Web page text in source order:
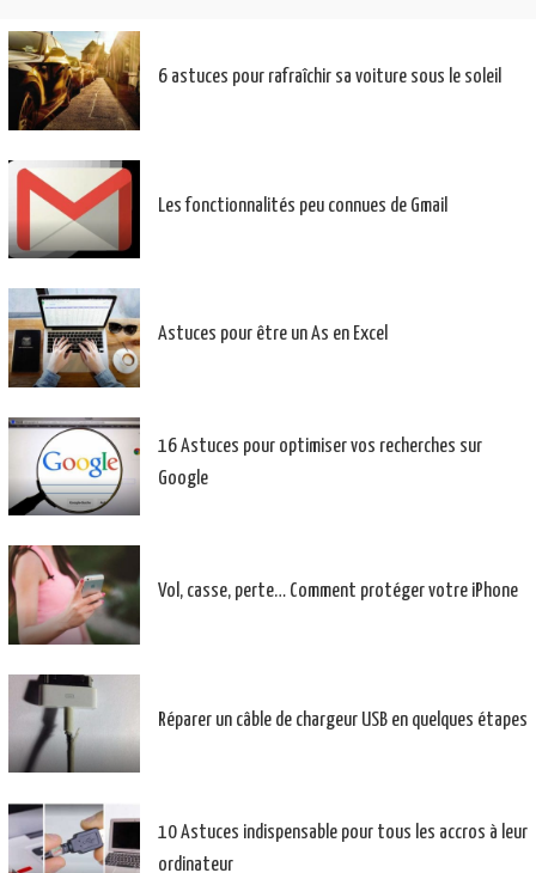
6 astuces pour rafraîchir sa voiture sous le soleil
Les fonctionnalités peu connues de Gmail
Astuces pour être un As en Excel
16 Astuces pour optimiser vos recherches sur
Google
Vol, casse, perte… Comment protéger votre iPhone
Réparer un câble de chargeur USB en quelques étapes
10 Astuces indispensable pour tous les accros à leur
ordinateur